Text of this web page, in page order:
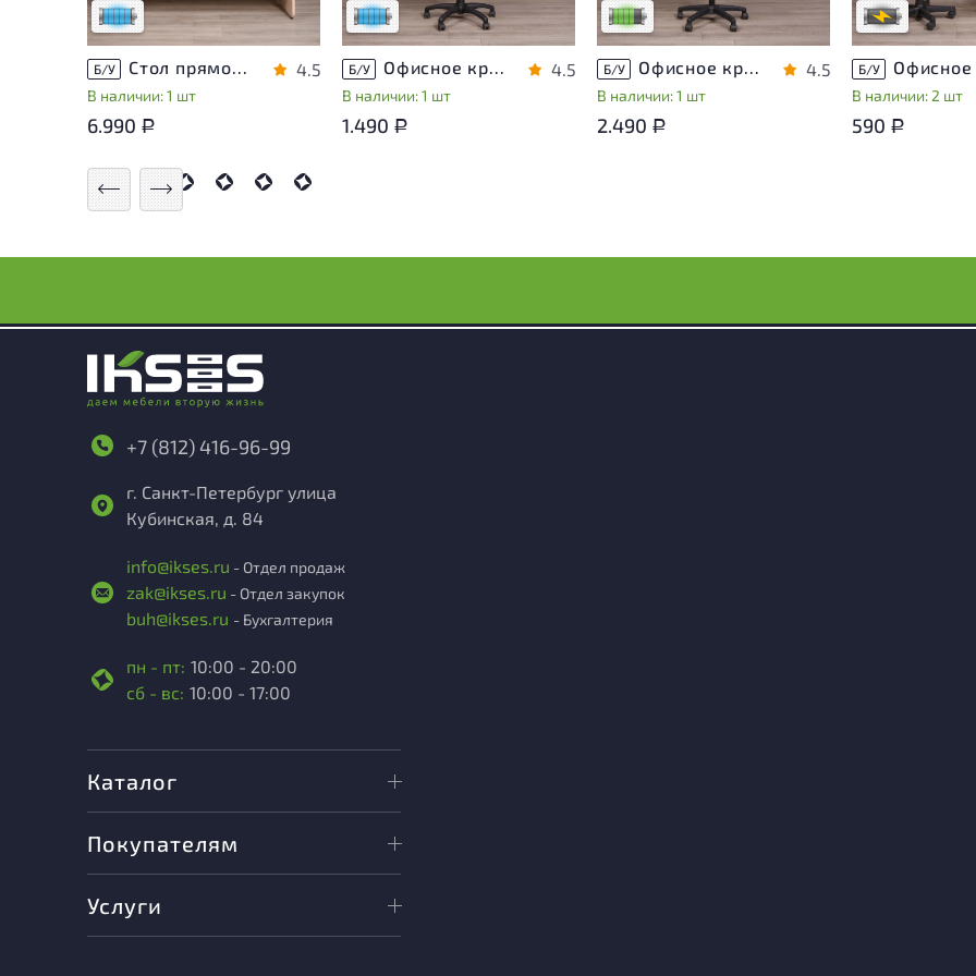
Низкая степень износа
Б/У Стол прямоугольный Accord ДСП Дуб Россия
В наличии: 1 шт
4.5
6.990 Р
Низкая степень износа
Б/У Офисное кресло Ткань Чёрный Россия
В наличии: 1 шт
4.5
1.490 Р
Низкая степень износа
Б/У Офисное кресло Ткань Чёрный Россия
В наличии: 1 шт
4.5
2.490 Р
В обработке
Б/У
В наличии: 2 шт
590 Р
+7 (812) 416-96-99
г. Санкт-Петербург улица
Кубинская, д. 84
info@ikses.ru - Отдел продаж
zak@ikses.ru - Отдел закупок
buh@ikses.ru - Бухгалтерия
пн - пт: 10:00 - 20:00
сб - вс: 10:00 - 17:00
Каталог
Покупателям
Услуги